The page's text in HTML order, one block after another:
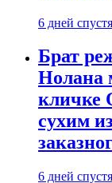
6 дней спустя
Брат
Нолана
кличке
сухим
6 дней спустя